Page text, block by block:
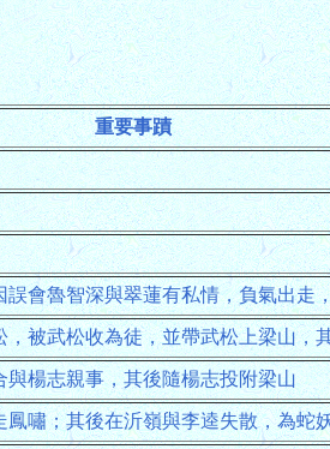
重要事蹟
會魯智深與翠蓮有私情，負氣出
被武松收為徒，並帶武松上梁山，
楊志親事，其後隨楊志投附梁山
嘯；其後在沂嶺與李逵失散，為蛇